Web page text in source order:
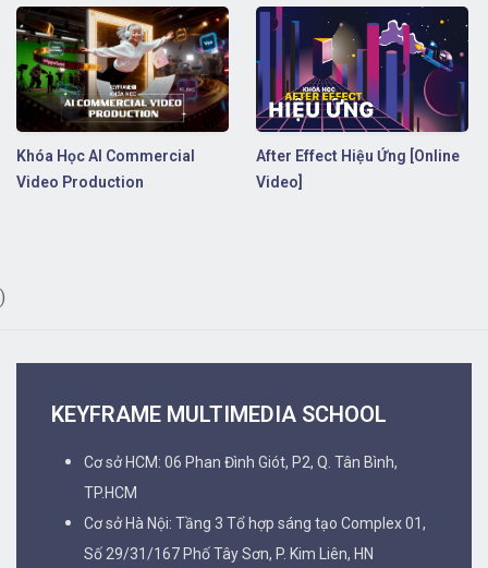
Khóa Học AI Commercial
Video Production
After Effect Hiệu Ứng [Online
Video]
)
KEYFRAME MULTIMEDIA SCHOOL
Cơ sở HCM: 06 Phan Đình Giót, P2, Q. Tân Bình,
TP.HCM
Cơ sở Hà Nội: Tầng 3 Tổ hợp sáng tạo Complex 01,
Số 29/31/167 Phố Tây Sơn, P. Kim Liên, HN